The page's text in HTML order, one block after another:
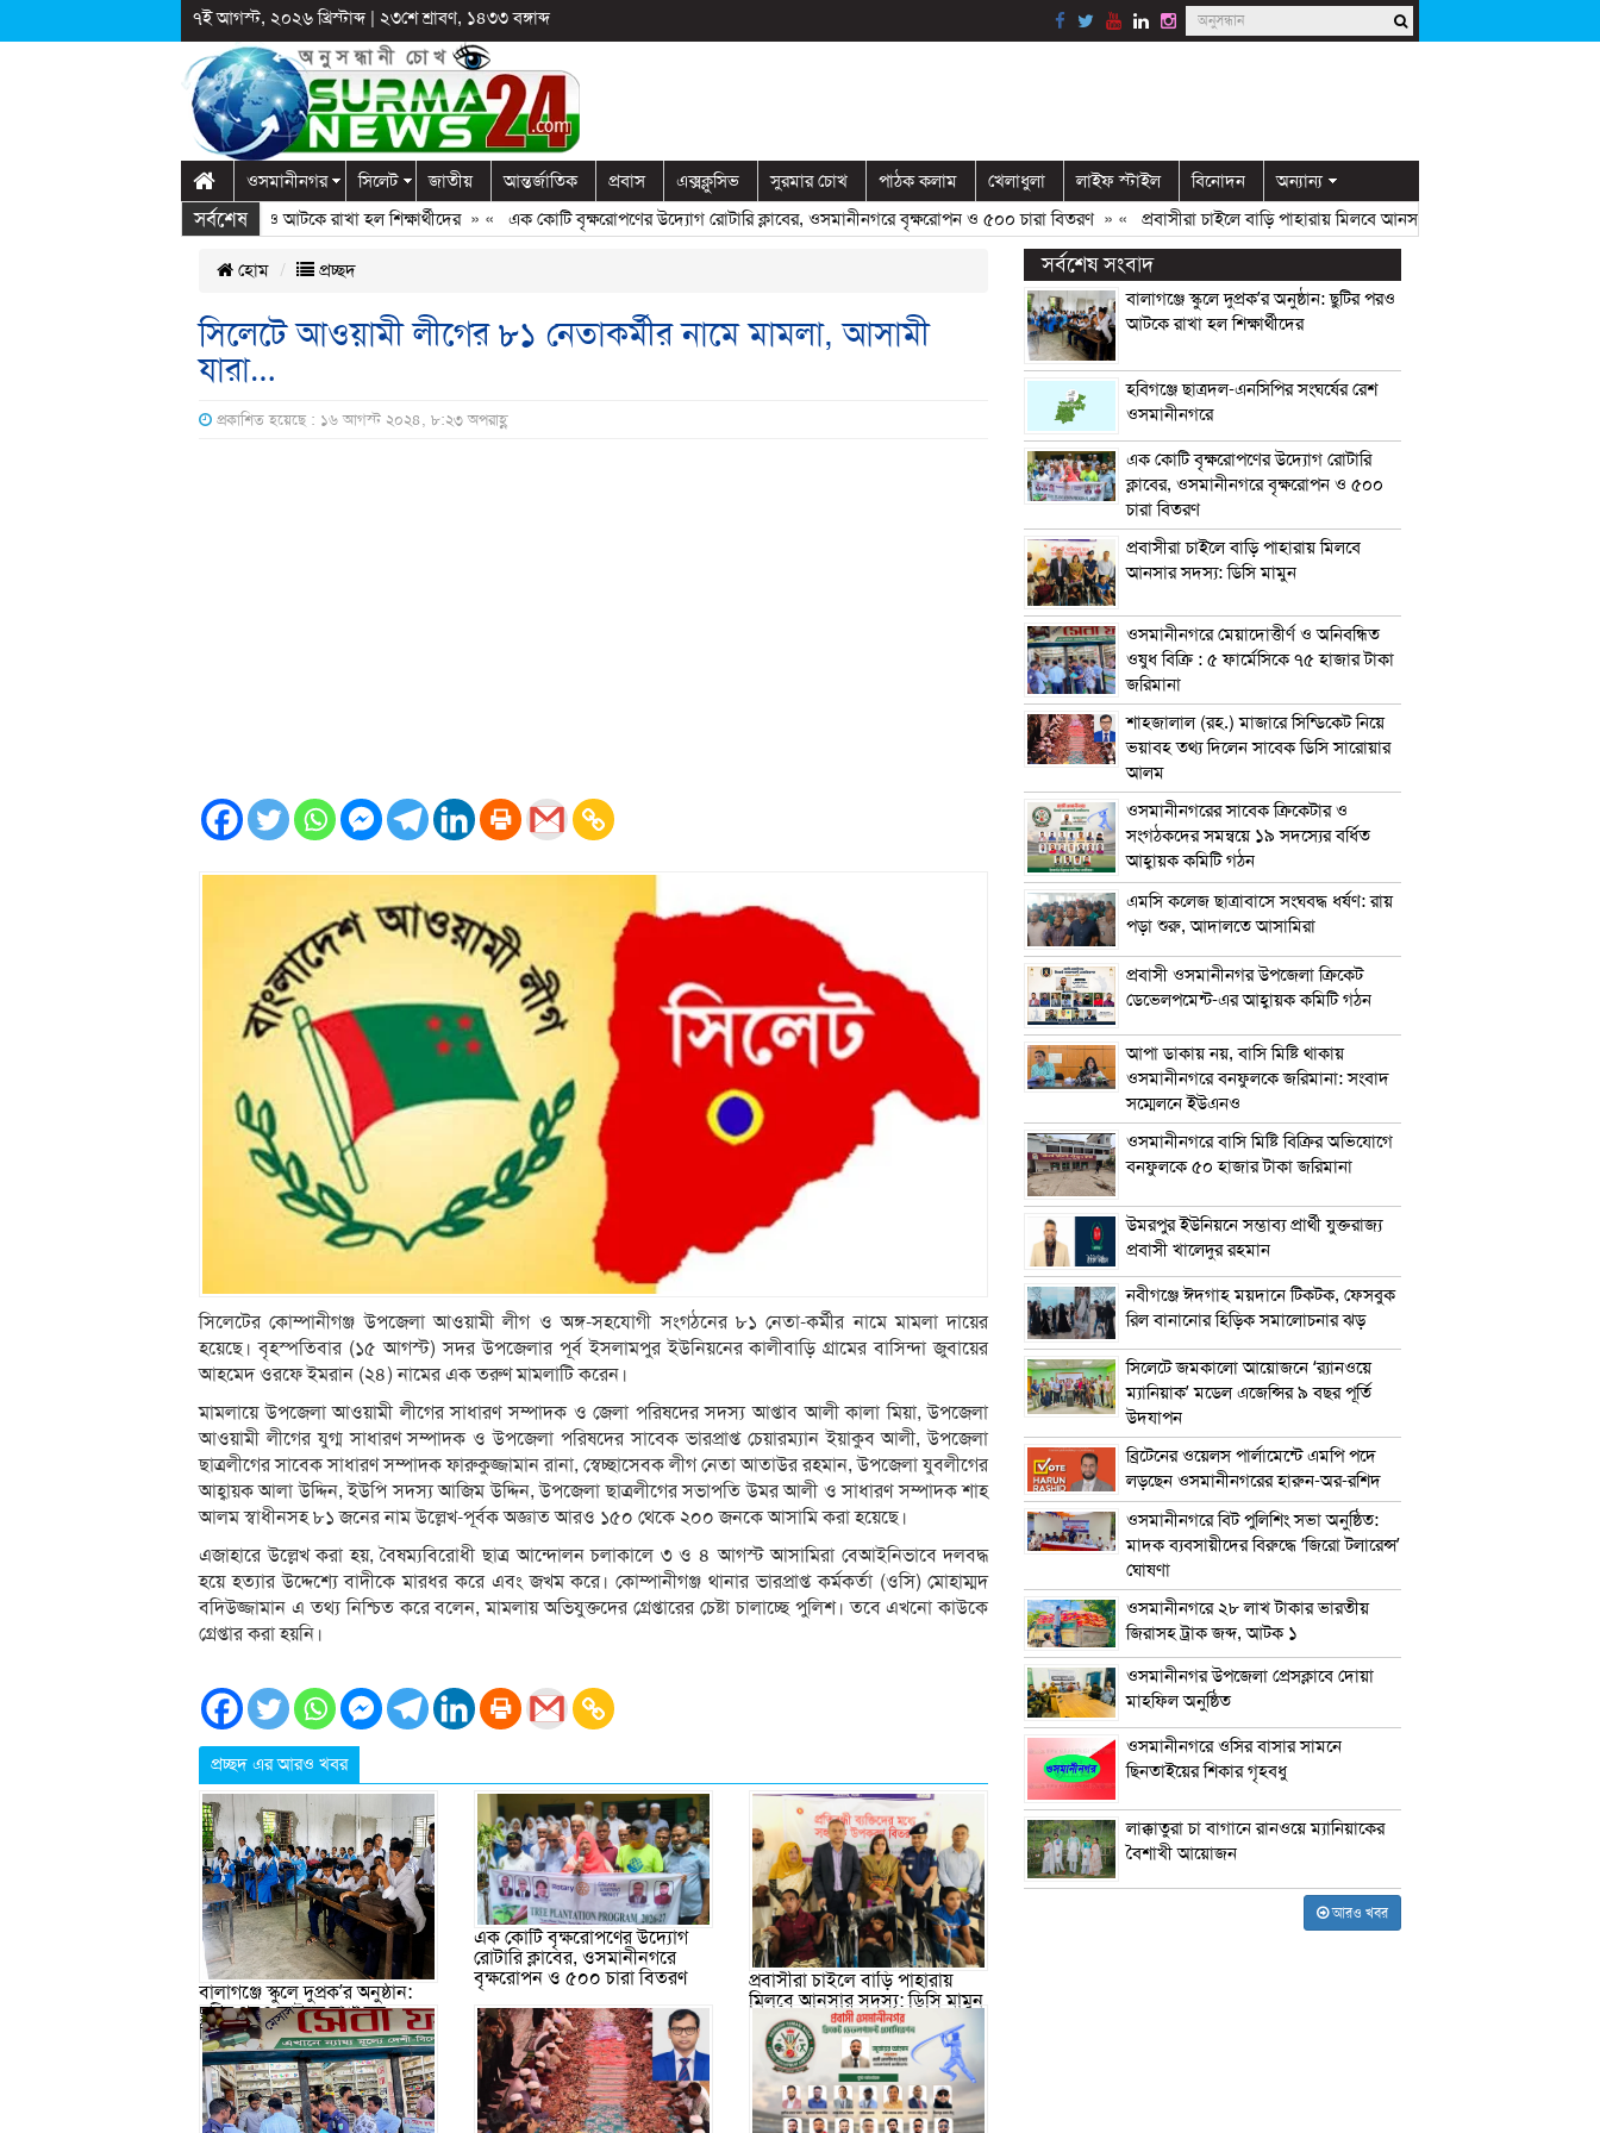
৭ই আগস্ট, ২০২৬ খ্রিস্টাব্দ| ২৩শে শ্রাবণ, ১৪৩৩ বঙ্গাব্দ
ওসমানীনগর সিলেট জাতীয় আন্তর্জাতিক প্রবাস এক্সক্লুসিভ সুরমার চোখ পাঠক কলাম খেলাধুলা লাইফ স্টাইল বিনোদন অন্যান্য
সর্বশেষ
স্কুলে দুপ্রক’র অনুষ্ঠান: ছুটির পরও আটকে রাখা হল শিক্ষার্থীদের» «এক কোটি বৃক্ষরোপণের উদ্যোগ রোটারি ক্লাবের, ওসমানীনগরে বৃক্ষরোপন ও ৫০০ চারা বিতরণ» «প্রবাসীরা চাইলে বাড়ি পাহারায় মিলবে আনসার সদস্য: ডিসি মামুন
হোম প্রচ্ছদ
সিলেটে আওয়ামী লীগের ৮১ নেতাকর্মীর নামে মামলা, আসামী
যারা…
প্রকাশিত হয়েছে : ১৬ আগস্ট ২০২৪, ৮:২৩ অপরাহ্ণ
সিলেটের কোম্পানীগঞ্জ উপজেলা আওয়ামী লীগ ও অঙ্গ-সহযোগী সংগঠনের ৮১ নেতা-কর্মীর নামে মামলা দায়ের
হয়েছে। বৃহস্পতিবার (১৫ আগস্ট) সদর উপজেলার পূর্ব ইসলামপুর ইউনিয়নের কালীবাড়ি গ্রামের বাসিন্দা জুবায়ের
আহমেদ ওরফে ইমরান (২৪) নামের এক তরুণ মামলাটি করেন।
মামলায়ে উপজেলা আওয়ামী লীগের সাধারণ সম্পাদক ও জেলা পরিষদের সদস্য আপ্তাব আলী কালা মিয়া, উপজেলা
আওয়ামী লীগের যুগ্ম সাধারণ সম্পাদক ও উপজেলা পরিষদের সাবেক ভারপ্রাপ্ত চেয়ারম্যান ইয়াকুব আলী, উপজেলা
ছাত্রলীগের সাবেক সাধারণ সম্পাদক ফারুকুজ্জামান রানা, স্বেচ্ছাসেবক লীগ নেতা আতাউর রহমান, উপজেলা যুবলীগের
আহ্বায়ক আলা উদ্দিন, ইউপি সদস্য আজিম উদ্দিন, উপজেলা ছাত্রলীগের সভাপতি উমর আলী ও সাধারণ সম্পাদক শাহ
আলম স্বাধীনসহ ৮১ জনের নাম উল্লেখ-পূর্বক অজ্ঞাত আরও ১৫০ থেকে ২০০ জনকে আসামি করা হয়েছে।
এজাহারে উল্লেখ করা হয়, বৈষম্যবিরোধী ছাত্র আন্দোলন চলাকালে ৩ ও ৪ আগস্ট আসামিরা বেআইনিভাবে দলবদ্ধ
হয়ে হত্যার উদ্দেশ্যে বাদীকে মারধর করে এবং জখম করে। কোম্পানীগঞ্জ থানার ভারপ্রাপ্ত কর্মকর্তা (ওসি) মোহাম্মদ
বদিউজ্জামান এ তথ্য নিশ্চিত করে বলেন, মামলায় অভিযুক্তদের গ্রেপ্তারের চেষ্টা চালাচ্ছে পুলিশ। তবে এখনো কাউকে
গ্রেপ্তার করা হয়নি।
প্রচ্ছদ এর আরও খবর
বালাগঞ্জে স্কুলে দুপ্রক’র অনুষ্ঠান:
ছুটির পরও আটকে রাখা হল
শিক্ষার্থীদের
এক কোটি বৃক্ষরোপণের উদ্যোগ
রোটারি ক্লাবের, ওসমানীনগরে
বৃক্ষরোপন ও ৫০০ চারা বিতরণ
প্রবাসীরা চাইলে বাড়ি পাহারায়
মিলবে আনসার সদস্য: ডিসি মামুন
সর্বশেষ সংবাদ
বালাগঞ্জে স্কুলে দুপ্রক’র অনুষ্ঠান: ছুটির পরও
আটকে রাখা হল শিক্ষার্থীদের
হবিগঞ্জে ছাত্রদল-এনসিপির সংঘর্ষের রেশ
ওসমানীনগরে
এক কোটি বৃক্ষরোপণের উদ্যোগ রোটারি
ক্লাবের, ওসমানীনগরে বৃক্ষরোপন ও ৫০০
চারা বিতরণ
প্রবাসীরা চাইলে বাড়ি পাহারায় মিলবে
আনসার সদস্য: ডিসি মামুন
ওসমানীনগরে মেয়াদোত্তীর্ণ ও অনিবন্ধিত
ওষুধ বিক্রি : ৫ ফার্মেসিকে ৭৫ হাজার টাকা
জরিমানা
শাহজালাল (রহ.) মাজারে সিন্ডিকেট নিয়ে
ভয়াবহ তথ্য দিলেন সাবেক ডিসি সারোয়ার
আলম
ওসমানীনগরের সাবেক ক্রিকেটার ও
সংগঠকদের সমন্বয়ে ১৯ সদস্যের বর্ধিত
আহ্বায়ক কমিটি গঠন
এম‌সি কলেজ ছাত্রাবাসে সংঘবদ্ধ ধর্ষণ: রায়
পড়া শুরু, আদালতে আসামিরা
প্রবাসী ওসমানীনগর উপজেলা ক্রিকেট
ডেভেলপমেন্ট-এর আহ্বায়ক কমিটি গঠন
আপা ডাকায় নয়, বাসি মিষ্টি থাকায়
ওসমানীনগরে বনফুলকে জরিমানা: সংবাদ
সম্মেলনে ইউএনও
ওসমানীনগরে বাসি মিষ্টি বিক্রির অভিযোগে
বনফুলকে ৫০ হাজার টাকা জরিমানা
উমরপুর ইউনিয়নে সম্ভাব্য প্রার্থী যুক্তরাজ্য
প্রবাসী খালেদুর রহমান
নবীগঞ্জে ঈদগাহ ময়দানে টিকটক, ফেসবুক
রিল বানানোর হিড়িক সমালোচনার ঝড়
সিলেটে জমকালো আয়োজনে ‘র‍্যানওয়ে
ম্যানিয়াক’ মডেল এজেন্সির ৯ বছর পূর্তি
উদযাপন
ব্রিটেনের ওয়েলস পার্লামেন্টে এমপি পদে
লড়ছেন ওসমানীনগরের হারুন-অর-রশিদ
ওসমানীনগরে বিট পুলিশিং সভা অনুষ্ঠিত:
মাদক ব্যবসায়ীদের বিরুদ্ধে ‘জিরো টলারেন্স’
ঘোষণা
ওসমানীনগরে ২৮ লাখ টাকার ভারতীয়
জিরাসহ ট্রাক জব্দ, আটক ১
ওসমানীনগর উপজেলা প্রেসক্লাবে দোয়া
মাহফিল অনুষ্ঠিত
ওসমানীনগরে ওসির বাসার সামনে
ছিনতাইয়ের শিকার গৃহবধু
লাক্কাতুরা চা বাগানে রানওয়ে ম্যানিয়াকের
বৈশাখী আয়োজন
আরও খবর